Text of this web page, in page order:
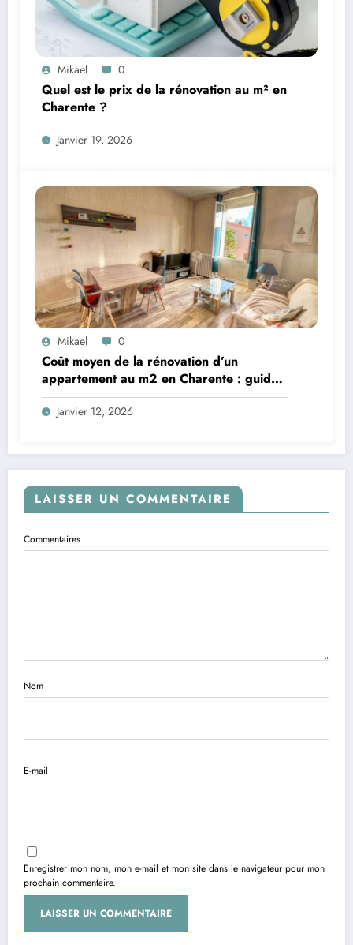
Mikael 0
Quel est le prix de la rénovation au m² en
Charente ?
Janvier 19, 2026
Mikael 0
Coût moyen de la rénovation d’un
appartement au m2 en Charente : guide
complet
Janvier 12, 2026
LAISSER UN COMMENTAIRE
Commentaires
Nom
E-mail
Enregistrer mon nom, mon e-mail et mon site dans le navigateur pour mon
prochain commentaire.